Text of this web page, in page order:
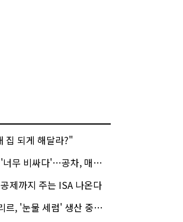
집 되게 해달라?"
싸다'…공차, 매각 성공할까
제까지 주는 ISA 나온다
, '눈물 세럼' 생산 중단한다